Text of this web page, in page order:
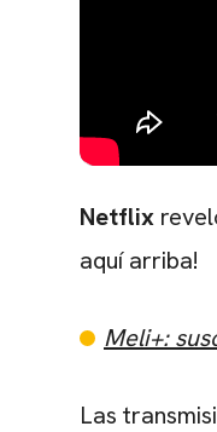
Netflix
aquí arriba!
Meli+:
Las